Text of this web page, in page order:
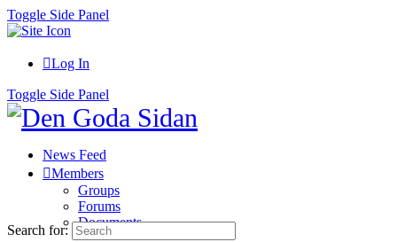
Toggle Side Panel
Log In
Toggle Side Panel
News Feed
Members
Groups
Forums
Documents
Search for: